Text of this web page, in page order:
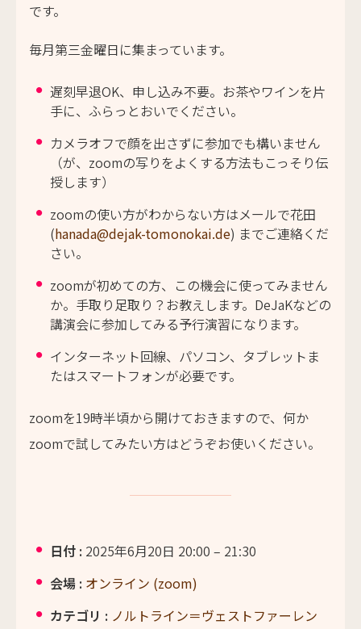
です。
毎月第三金曜日に集まっています。
遅刻早退OK、申し込み不要。お茶やワインを片
手に、ふらっとおいでください。
カメラオフで顔を出さずに参加でも構いません
（が、zoomの写りをよくする方法もこっそり伝
授します）
zoomの使い方がわからない方はメールで花田
(hanada@dejak-tomonokai.de) までご連絡くだ
さい。
zoomが初めての方、この機会に使ってみません
か。手取り足取り？お教えします。DeJaKなどの
講演会に参加してみる予行演習になります。
インターネット回線、パソコン、タブレットま
たはスマートフォンが必要です。
zoomを19時半頃から開けておきますので、何か
zoomで試してみたい方はどうぞお使いください。
日付 : 2025年6月20日 20:00 – 21:30
会場 : オンライン (zoom)
カテゴリ : ノルトライン＝ヴェストファーレン